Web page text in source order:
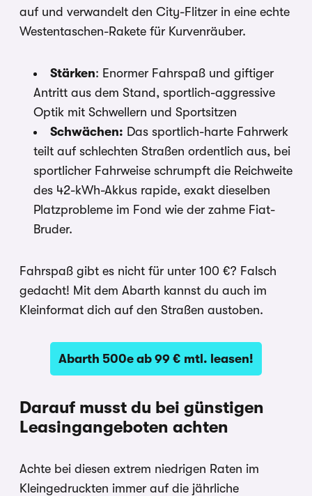
auf und verwandelt den City-Flitzer in eine echte
Westentaschen-Rakete für Kurvenräuber.
Stärken: Enormer Fahrspaß und giftiger
Antritt aus dem Stand, sportlich-aggressive
Optik mit Schwellern und Sportsitzen
Schwächen: Das sportlich-harte Fahrwerk
teilt auf schlechten Straßen ordentlich aus, bei
sportlicher Fahrweise schrumpft die Reichweite
des 42-kWh-Akkus rapide, exakt dieselben
Platzprobleme im Fond wie der zahme Fiat-
Bruder.
Fahrspaß gibt es nicht für unter 100 €? Falsch
gedacht! Mit dem Abarth kannst du auch im
Kleinformat dich auf den Straßen austoben.
Abarth 500e ab 99 € mtl. leasen!
Darauf musst du bei günstigen
Leasingangeboten achten
Achte bei diesen extrem niedrigen Raten im
Kleingedruckten immer auf die jährliche